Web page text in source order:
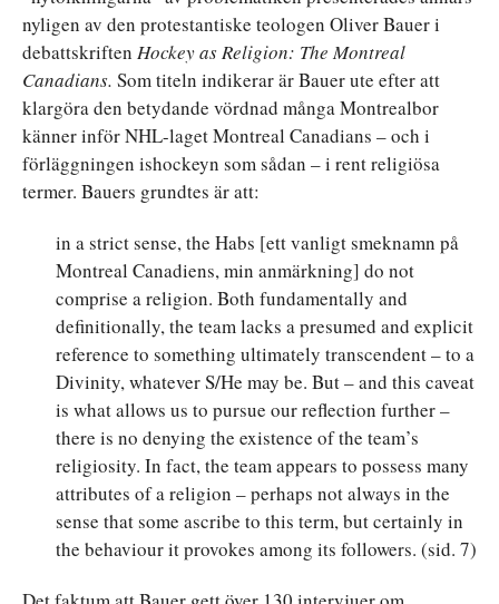
nyligen av den protestantiske teologen Oliver Bauer i
debattskriften Hockey as Religion: The Montreal
Canadians. Som titeln indikerar är Bauer ute efter att
klargöra den betydande vördnad många Montrealbor
känner inför NHL-laget Montreal Canadians – och i
förläggningen ishockeyn som sådan – i rent religiösa
termer. Bauers grundtes är att:
in a strict sense, the Habs [ett vanligt smeknamn på
Montreal Canadiens, min anmärkning] do not
comprise a religion. Both fundamentally and
definitionally, the team lacks a presumed and explicit
reference to something ultimately transcendent – to a
Divinity, whatever S/He may be. But – and this caveat
is what allows us to pursue our reflection further –
there is no denying the existence of the team’s
religiosity. In fact, the team appears to possess many
attributes of a religion – perhaps not always in the
sense that some ascribe to this term, but certainly in
the behaviour it provokes among its followers. (sid. 7)